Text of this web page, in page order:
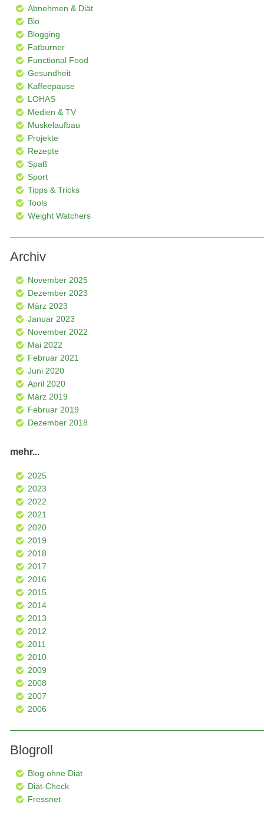
Abnehmen & Diät
Bio
Blogging
Fatburner
Functional Food
Gesundheit
Kaffeepause
LOHAS
Medien & TV
Muskelaufbau
Projekte
Rezepte
Spaß
Sport
Tipps & Tricks
Tools
Weight Watchers
Archiv
November 2025
Dezember 2023
März 2023
Januar 2023
November 2022
Mai 2022
Februar 2021
Juni 2020
April 2020
März 2019
Februar 2019
Dezember 2018
mehr...
2025
2023
2022
2021
2020
2019
2018
2017
2016
2015
2014
2013
2012
2011
2010
2009
2008
2007
2006
Blogroll
Blog ohne Diät
Diät-Check
Fressnet